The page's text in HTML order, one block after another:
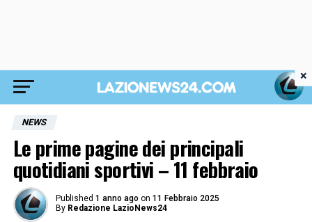
NEWS
Le prime pagine dei principali
quotidiani sportivi – 11 febbraio
Published 1 anno ago on 11 Febbraio 2025
By Redazione LazioNews24
×